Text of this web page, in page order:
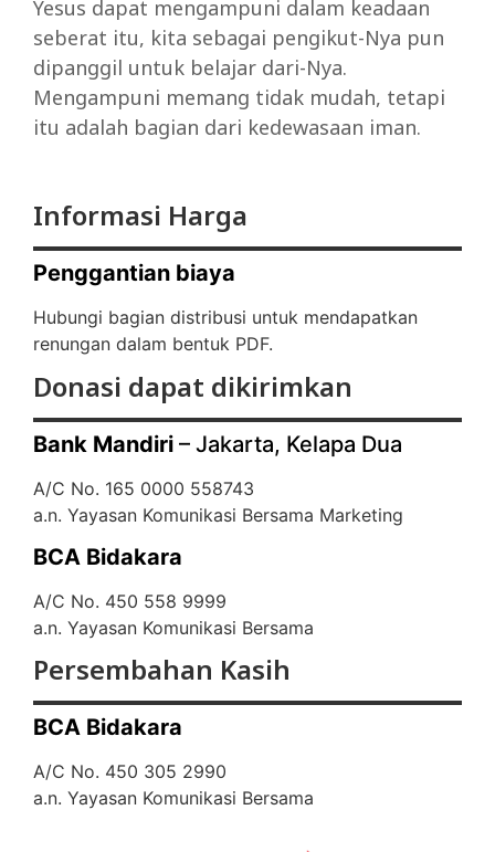
Yesus dapat mengampuni dalam keadaan
seberat itu, kita sebagai pengikut-Nya pun
dipanggil untuk belajar dari-Nya.
Mengampuni memang tidak mudah, tetapi
itu adalah bagian dari kedewasaan iman.
Informasi Harga
Penggantian biaya
Hubungi bagian distribusi untuk mendapatkan
renungan dalam bentuk PDF.
Donasi dapat dikirimkan
Bank Mandiri – Jakarta, Kelapa Dua
A/C No. 165 0000 558743
a.n. Yayasan Komunikasi Bersama Marketing
BCA Bidakara
A/C No. 450 558 9999
a.n. Yayasan Komunikasi Bersama
Persembahan Kasih
BCA Bidakara
A/C No. 450 305 2990
a.n. Yayasan Komunikasi Bersama